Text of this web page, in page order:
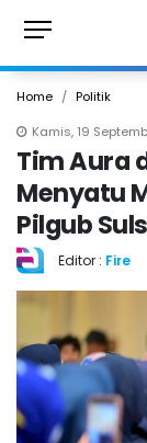
Home
Politik
Kamis, 19
Tim Aura
Menyatu
Pilgub
Editor : Fire